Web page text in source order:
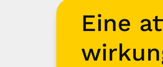
Eine